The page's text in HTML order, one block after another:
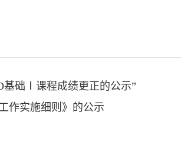
基础Ⅰ课程成绩更正的公示”
作实施细则》的公示